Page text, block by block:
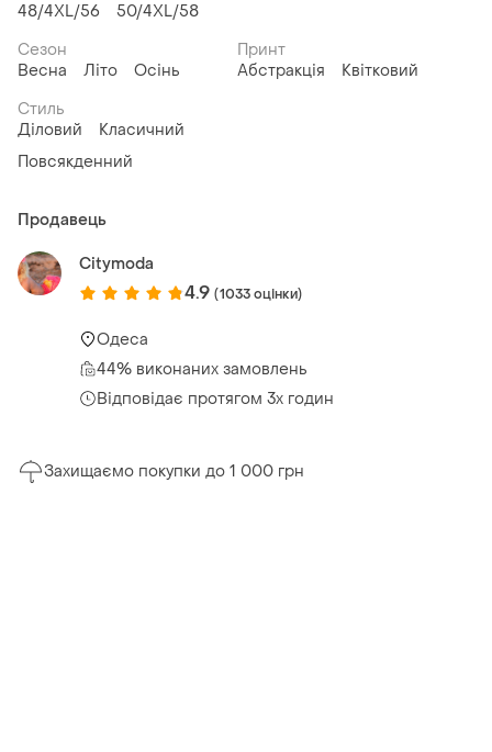
48/4XL/56
50/4XL/58
Сезон
Весна
Літо Осінь
Принт
Абстракція
Квітковий
Стиль
Діловий
Класичний
Повсякденний
Продавець
Citymoda
4.9 (1033 оцінки)
Одеса
44% виконаних замовлень
Відповідає протягом 3х годин
Захищаємо покупки до 1 000 грн